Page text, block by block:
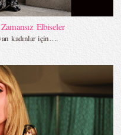
Elbiseler
kadınlar için….